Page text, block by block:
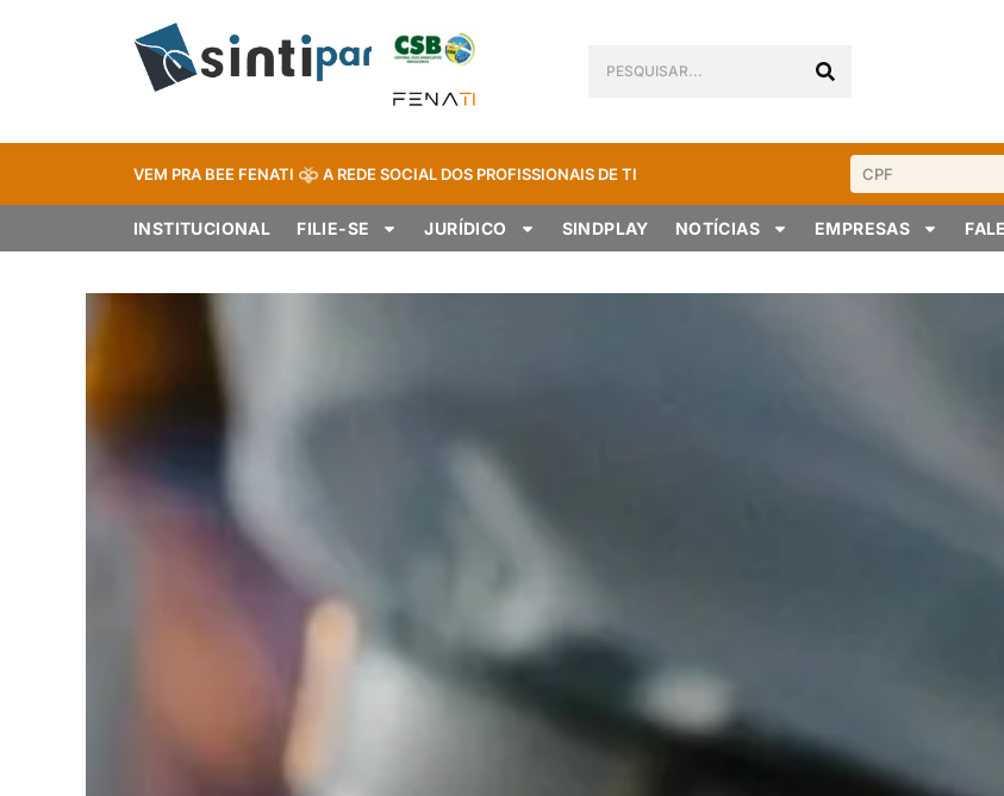
VEM PRA BEE FENATI A REDE SOCIAL DOS PROFISSIONAIS DE TI
INSTITUCIONAL FILIE-SE JURÍDICO SINDPLAY NOTÍCIAS EMPRESAS